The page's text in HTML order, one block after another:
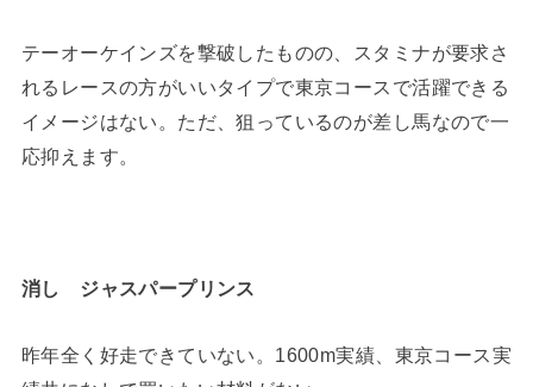
テーオーケインズを撃破したものの、スタミナが要求さ
れるレースの方がいいタイプで東京コースで活躍できる
イメージはない。ただ、狙っているのが差し馬なので一
応抑えます。
消し ジャスパープリンス
昨年全く好走できていない。1600m実績、東京コース実